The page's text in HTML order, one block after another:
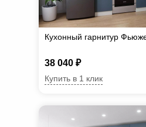
Кухонный гарнитур
38 040 ₽
Купить в 1 клик